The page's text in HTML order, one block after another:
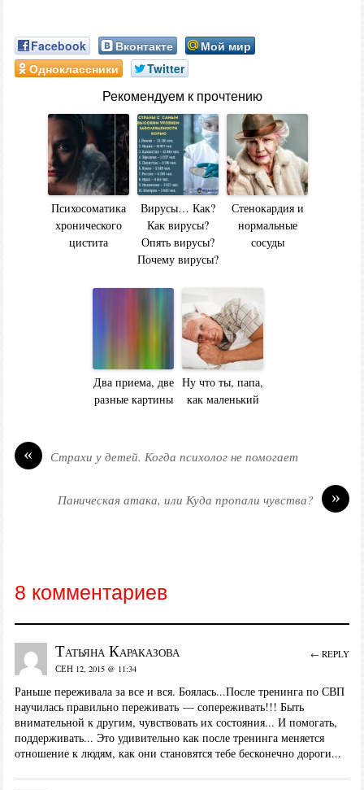
Facebook Вконтакте
Мой мир
Одноклассники
Twitter
Рекомендуем к прочтению
Психосоматика
хронического
цистита
Вирусы… Как?
Как вирусы?
Опять вирусы?
Почему вирусы?
Стенокардия и
нормальные
сосуды
Два приема, две
разные картины
Ну что ты, папа,
как маленький
« Страхи у детей. Когда психолог не помогает
»
Паническая атака, или Куда пропали чувства?
8 комментариев
Татьяна Караказова
СЕН 12, 2015 @ 11:34
Раньше переживала за все и вся. Боялась...После тренинга по СВП
научилась правильно переживать — сопереживать!!! Быть
внимательной к другим, чувствовать их состояния... И помогать,
поддерживать... Это удивительно как после тренинга меняется
отношение к людям, как они становятся тебе бесконечно дороги...
← REPLY